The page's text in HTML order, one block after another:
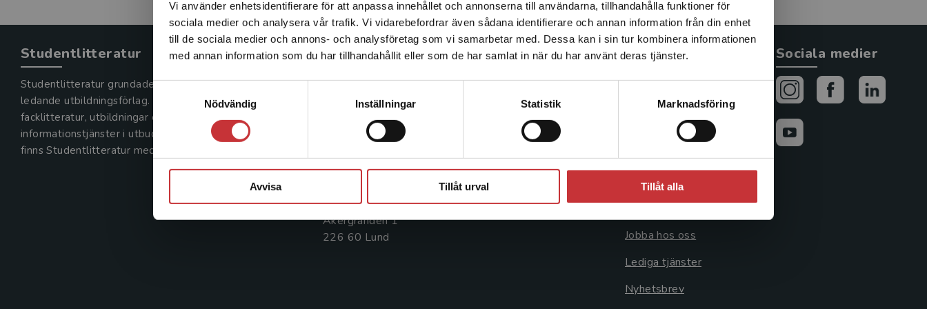
Vi använder enhetsidentifierare för att anpassa innehållet och annonserna till användarna, tillhandahålla funktioner för
sociala medier och analysera vår trafik. Vi vidarebefordrar även sådana identifierare och annan information från din enhet
till de sociala medier och annons- och analysföretag som vi samarbetar med. Dessa kan i sin tur kombinera informationen
med annan information som du har tillhandahållit eller som de har samlat in när du har använt deras tjänster.
Samtyckesval
Nödvändig
Inställningar Statistik Marknadsföring
Avvisa Tillåt urval Tillåt alla
Det verkar som att du besöker studentlitteratur.se via en
enhet utanför Sverige. Vi erbjuder inte leveranser utanför
Sverige. För att kunna slutföra ett köp måste
leveransadressen vara i Sverige.Läs mer
Studentlitteratur
Studentlitteratur grundades 1963 och är idag Sveriges
ledande utbildningsförlag. Med läromedel, kurslitteratur,
facklitteratur, utbildningar och digitala
informationstjänster i utbudet,
finns Studentlitteratur med längs hela kunskapsresan.
Kontakta oss
Kontakta oss
046-31 20 00
Postadress:
Box 141
221 00 Lund
Besöksadress:
Åkergränden 1
Kundservice
Kontakta kundservice
046-31 21 00
Frågor och svar
Köpvillkor
Systemkrav
Allmänna länkar
Om oss
Avtal och rättigheter
GDPR och
Jobba hos oss
Lediga tjänster
Nyhetsbrev
Sociala medier